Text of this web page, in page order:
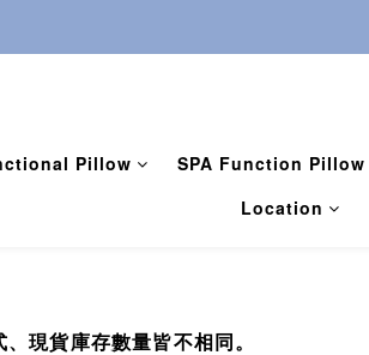
Pillow SPA Function Pillow
Location
現貨庫存數量皆不相同。